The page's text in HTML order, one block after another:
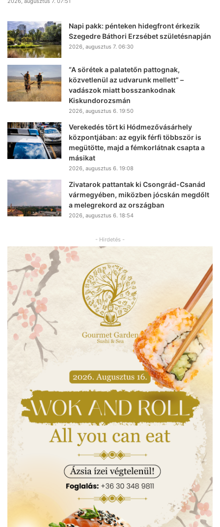
Napi pakk: pénteken hidegfront érkezik
Szegedre Báthori Erzsébet születésnapján
2026, augusztus 7. 06:30
“A sörétek a palatetőn pattognak,
közvetlenül az udvarunk mellett” –
vadászok miatt bosszankodnak
Kiskundorozsmán
2026, augusztus 6. 19:50
Verekedés tört ki Hódmezővásárhely
központjában: az egyik férfi többször is
megütötte, majd a fémkorlátnak csapta a
másikat
2026, augusztus 6. 19:08
Zivatarok pattantak ki Csongrád-Csanád
vármegyében, miközben jócskán megdőlt
a melegrekord az országban
2026, augusztus 6. 18:54
- Hirdetés -